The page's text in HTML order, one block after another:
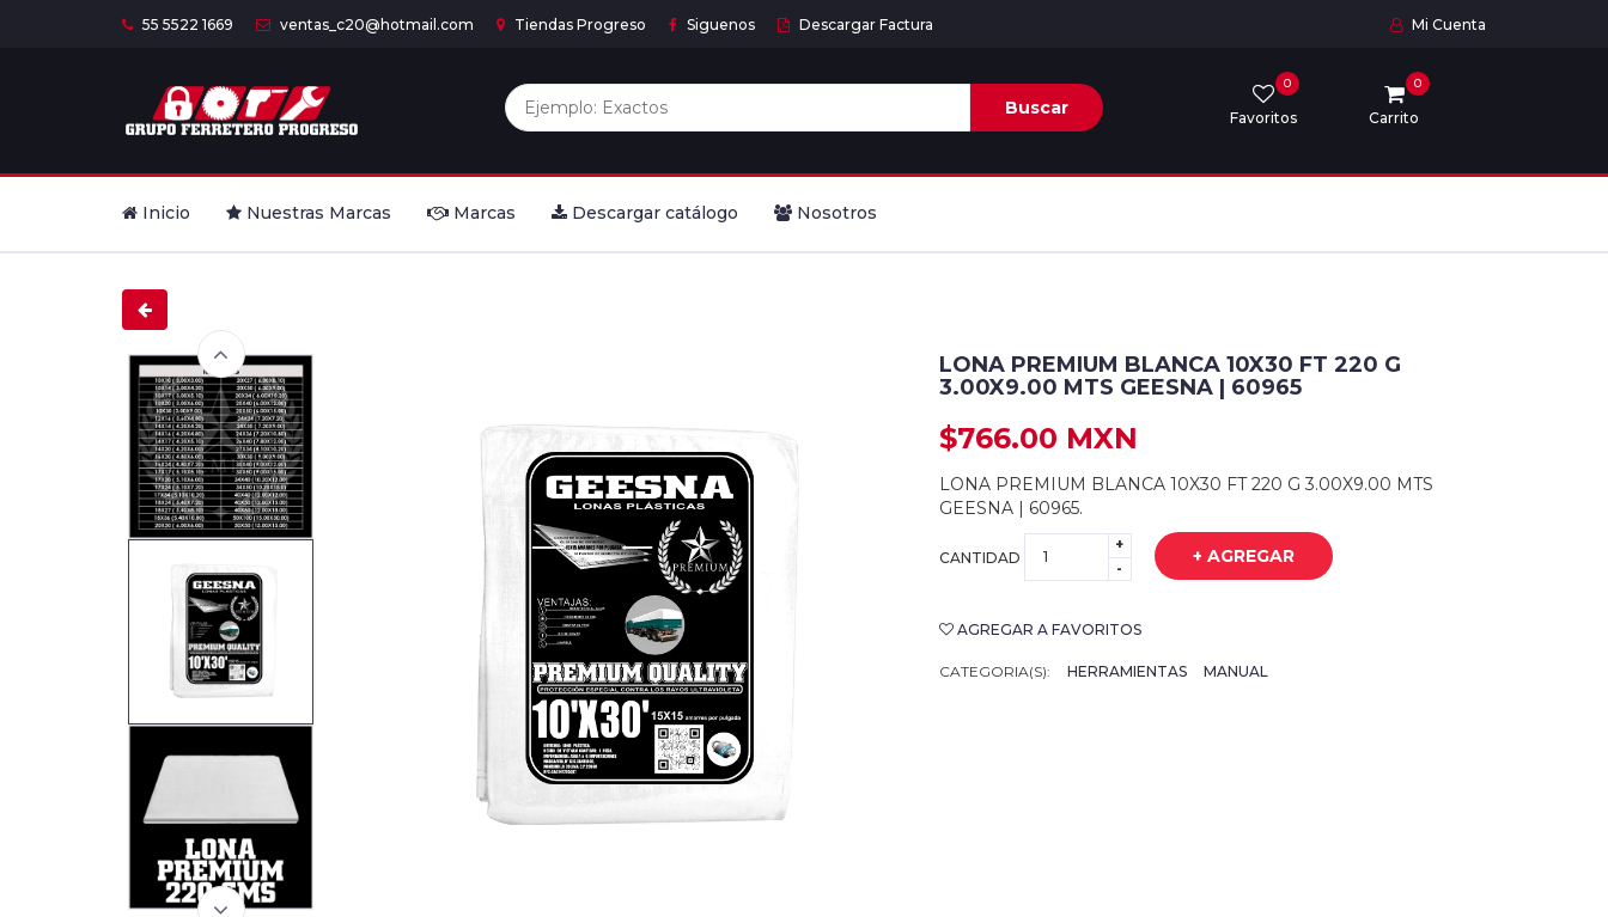
55 5522 1669 ventas_c20@hotmail.com Tiendas Progreso Siguenos Descargar Factura Mi Cuenta
Buscar Favoritos
0
Carrito
0
Inicio Nuestras Marcas Marcas Descargar catálogo Nosotros
LONA PREMIUM BLANCA 10X30 FT 220 G
3.00X9.00 MTS GEESNA | 60965
$766.00 MXN
LONA PREMIUM BLANCA 10X30 FT 220 G 3.00X9.00 MTS
GEESNA | 60965.
CANTIDAD
+
-
+ AGREGAR
AGREGAR A FAVORITOS
CATEGORIA(S): HERRAMIENTAS MANUAL